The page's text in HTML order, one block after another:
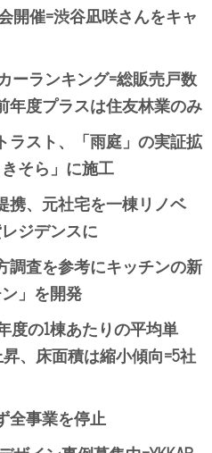
開催=渋谷凪咲さんをキャ
ーランキング=総販売戸数
年度プラスは住友林業のみ
ラスト、「雨庭」の実証拡
そら」に施工
携、元社宅を一棟リノベ
ジデンスに
調査を参考にキッチンの新
」を開発
度の1棟あたりの平均単
、床面積は縮小傾向=5社
全事業を停止